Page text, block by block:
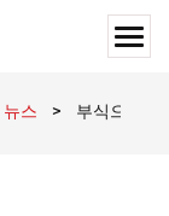
뉴스 > 부식으로부